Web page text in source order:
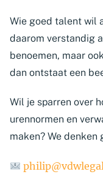
Wie goed talent wil
daarom verstandig
benoemen, maar
dan ontstaat een
Wil je sparren over
urennormen en
maken? We denken